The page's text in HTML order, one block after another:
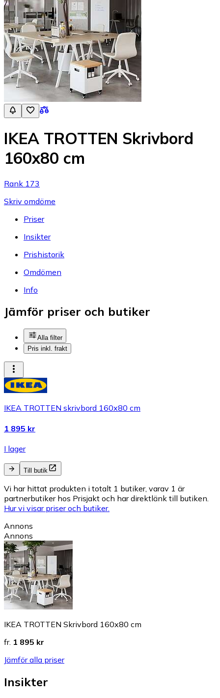
IKEA TROTTEN Skrivbord
160x80 cm
Rank 173
Skriv omdöme
Priser
Insikter
Prishistorik
Omdömen
Info
Jämför priser och butiker
Alla filter
Pris inkl. frakt
IKEA TROTTEN skrivbord 160x80 cm
1 895 kr
I lager
Till butik
Vi har hittat produkten i totalt 1 butiker, varav 1 är
partnerbutiker hos Prisjakt och har direktlänk till butiken.
Hur vi visar priser och butiker.
Annons
Annons
IKEA TROTTEN Skrivbord 160x80 cm
fr. 1 895 kr
Jämför alla priser
Insikter